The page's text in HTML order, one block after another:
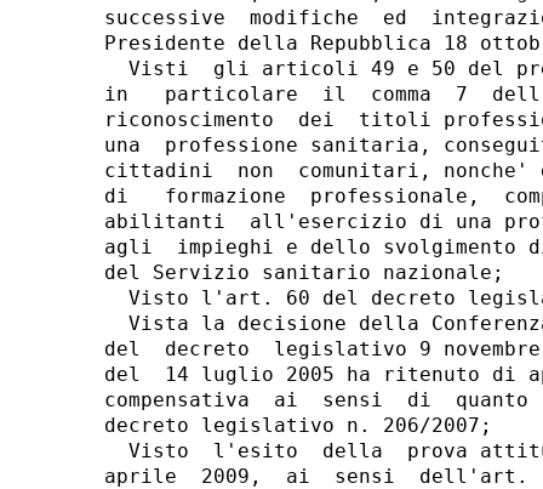
successive  modifiche  ed
Presidente della Repubblica 18
Visti  gli articoli 49 e 50 del
in   particolare  il  comma  7
riconoscimento  dei  titoli
una  professione sanitaria,
cittadini  non  comunitari,
di   formazione  professionale,
abilitanti  all'esercizio di una
agli  impieghi e dello
del Servizio sanitario nazionale;
Visto l'art. 60 del decreto
Vista la decisione della
del  decreto  legislativo 9
del  14 luglio 2005 ha ritenuto di
compensativa  ai  sensi  di
decreto legislativo n. 206/2007;
Visto  l'esito  della  prova
aprile  2009,  ai  sensi  dell'art.